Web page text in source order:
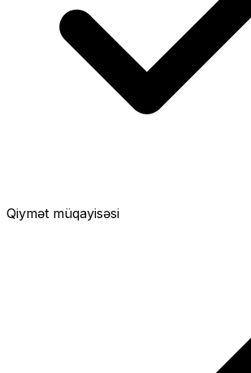
Qiymət müqayisəsi